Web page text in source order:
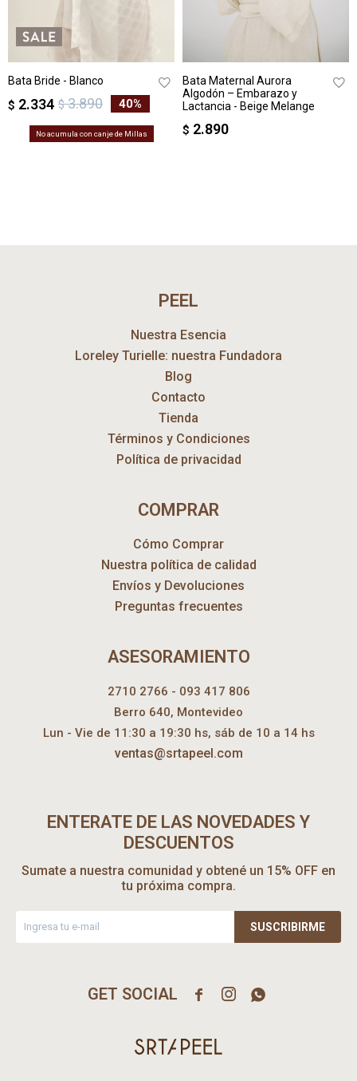
Bata Bride - Blanco
$ 2.334 $ 3.890 40
No acumula con canje de Millas
Bata Maternal Aurora
Algodón – Embarazo y
Lactancia - Beige Melange
$ 2.890
PEEL
Nuestra Esencia
Loreley Turielle: nuestra Fundadora
Blog
Contacto
Tienda
Términos y Condiciones
Política de privacidad
COMPRAR
Cómo Comprar
Nuestra política de calidad
Envíos y Devoluciones
Preguntas frecuentes
ASESORAMIENTO
2710 2766 - 093 417 806
Berro 640, Montevideo
Lun - Vie de 11:30 a 19:30 hs, sáb de 10 a 14 hs
ventas@srtapeel.com
ENTERATE DE LAS NOVEDADES Y
DESCUENTOS
Sumate a nuestra comunidad y obtené un 15% OFF en
tu próxima compra.
SUSCRIBIRME
  